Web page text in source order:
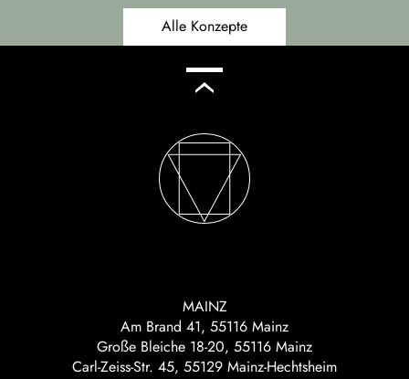
Alle Konzepte
MAINZ
Am Brand 41, 55116 Mainz
Große Bleiche 18-20, 55116 Mainz
Carl-Zeiss-Str. 45, 55129 Mainz-Hechtsheim